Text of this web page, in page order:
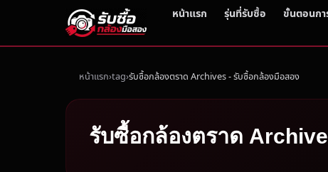
หน้าแรก รุ่นที่รับซื้อ ขั้นตอนกา
หน้าแรก tag รับซื้อกล้องตราด Archives - รับซื้อกล้องมือสอง
รับซื้อกล้องตราด